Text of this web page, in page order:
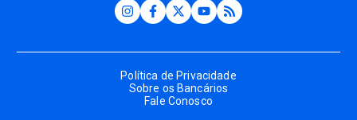
Política de Privacidade
Sobre os Bancários
Fale Conosco